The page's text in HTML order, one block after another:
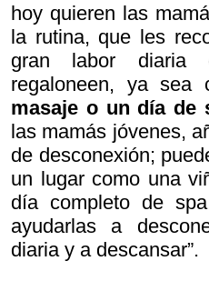
hoy quieren las
la rutina, que les
gran labor
regaloneen, ya sea
masaje o un día de
las mamás jóvenes,
de desconexión;
un lugar como una
día completo de
ayudarlas a
diaria y a descansar”.